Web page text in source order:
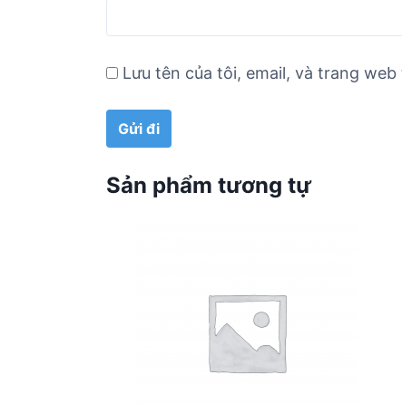
Lưu tên của tôi, email, và trang
Sản phẩm tương tự